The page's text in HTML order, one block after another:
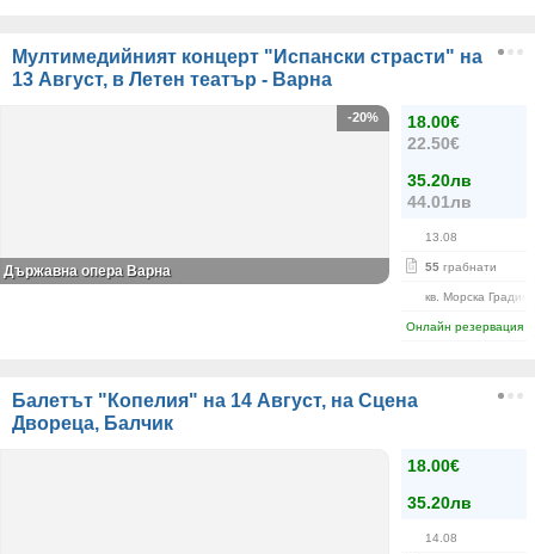
Мултимедийният концерт "Испански страсти" на
13 Август, в Летен театър - Варна
18.00€
22.50€
35.20лв
44.01лв
13.08
55 грабнати
кв. Морска Градина
Онлайн резервация
-20%
Държавна опера Варна
Балетът "Копелия" на 14 Август, на Сцена
Двореца, Балчик
18.00€
35.20лв
14.08